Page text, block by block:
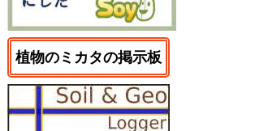
植物のミカタの掲示板